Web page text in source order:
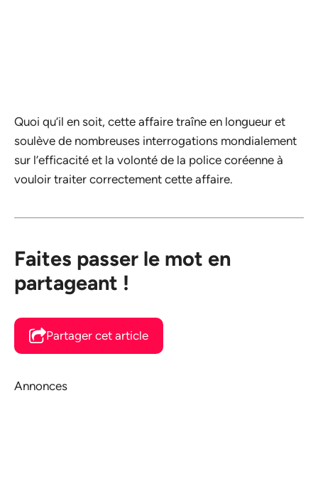
Quoi qu’il en soit, cette affaire traîne en longueur et
soulève de nombreuses interrogations mondialement
sur l’efficacité et la volonté de la police coréenne à
vouloir traiter correctement cette affaire.
Faites passer le mot en
partageant !
Partager cet article
Annonces